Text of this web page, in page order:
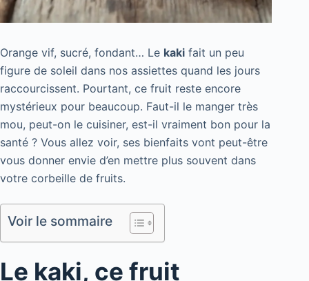
Orange vif, sucré, fondant… Le kaki fait un peu
figure de soleil dans nos assiettes quand les jours
raccourcissent. Pourtant, ce fruit reste encore
mystérieux pour beaucoup. Faut-il le manger très
mou, peut-on le cuisiner, est-il vraiment bon pour la
santé ? Vous allez voir, ses bienfaits vont peut-être
vous donner envie d’en mettre plus souvent dans
votre corbeille de fruits.
Voir le sommaire
Le kaki, ce fruit